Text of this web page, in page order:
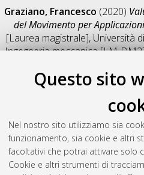
Questo sito
Nel nostro sito utilizziamo sia
funzionamento, sia cookie e altri
facoltativi che potrai attivare solo
Cookie e altri strumenti di
Graziano, Francesco (2020)
del Movimento per
[Laurea magistrale], Università
Ingegneria meccanica [LM-
Salva citazione
Il full-text non è disponibile per
Abstract
Altri